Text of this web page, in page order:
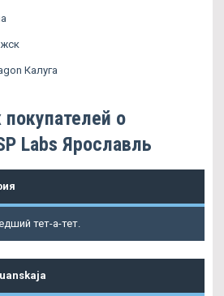
Калуга
о
Labs Ярославль
тет-а-тет.